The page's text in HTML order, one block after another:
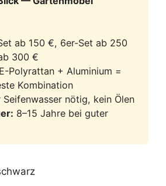
ab 150 €, 6er-Set ab 250
300 €
Polyrattan + Aluminium =
Kombination
Seifenwasser nötig, kein Ölen
8–15 Jahre bei guter